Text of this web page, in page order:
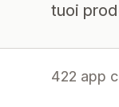
tuoi
422 app